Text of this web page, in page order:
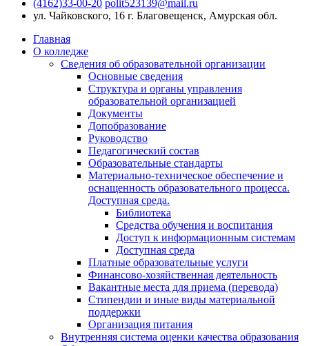
(4162)33-00-20 polit523139@mail.ru
ул. Чайковского, 16 г. Благовещенск, Амурская обл.
Главная
О колледже
Сведения об образовательной организации
Основные сведения
Структура и органы управления
образовательной организацией
Документы
Допобразование
Руководство
Педагогический состав
Образовательные стандарты
Материально-техническое обеспечение и
оснащенность образовательного процесса.
Доступная среда.
Библиотека
Средства обучения и воспитания
Доступ к информационным системам
Доступная среда
Платные образовательные услуги
Финансово-хозяйственная деятельность
Вакантные места для приема (перевода)
Стипендии и иные виды материальной
поддержки
Организация питания
Внутренняя система оценки качества образования